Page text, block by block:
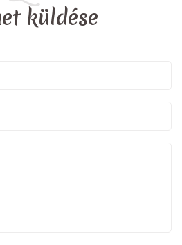
küldése